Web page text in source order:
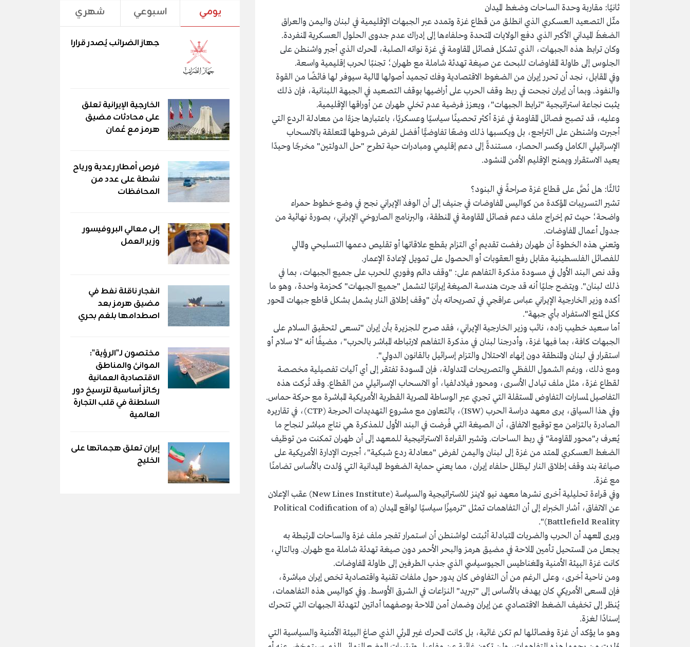
ثانيًا: مقاربة وحدة الساحات وضغط الميدان
مثّل التصعيد العسكري الذي انطلق من قطاع غزة وتمدد عبر الجبهات الإقليمية في لبنان واليمن والعراق
الضغطَ الميداني الأكبر الذي دفع الولايات المتحدة وحلفاءها إلى إدراك عدم جدوى الحلول العسكرية المنفردة.
وكان ترابط هذه الجبهات، الذي تشكل فصائل المقاومة في غزة نواته الصلبة، المحرك الذي أجبر واشنطن على
الجلوس إلى طاولة المفاوضات للبحث عن صيغة تهدئة شاملة مع طهران؛ تجنبًا لحرب إقليمية واسعة.
وفي المقابل، نجد أن تحرر إيران من الضغوط الاقتصادية وفك تجميد أصولها المالية سيوفر لها فائضًا من القوة
والنفوذ. وبما أن إيران نجحت في ربط وقف الحرب على أراضيها بوقف التصعيد في الجبهة اللبنانية، فإن ذلك
يثبت نجاعة استراتيجية "ترابط الجبهات"، ويعزز فرضية عدم تخلي طهران عن أوراقها الإقليمية.
وعليه، قد تصبح فصائل المقاومة في غزة أكثر تحصينًا سياسيًا وعسكريًا، باعتبارها جزءًا من معادلة الردع التي
أجبرت واشنطن على التراجع، بل ويكسبها ذلك وضعًا تفاوضيًّا أفضل لفرض شروطها المتعلقة بالانسحاب
الإسرائيلي الكامل وكسر الحصار، مستندةً إلى دعم إقليمي ومبادرات حية تطرح "حل الدولتين" مخرجًا وحيدًا
يعيد الاستقرار ويمنح الإقليم الأمن المنشود.
ثالثًا: هل نُصَّ على قطاع غزة صراحةً في البنود؟
تشير التسريبات المؤكدة من كواليس المفاوضات في جنيف إلى أن الوفد الإيراني نجح في وضع خطوط حمراء
واضحة؛ حيث تم إخراج ملف دعم فصائل المقاومة في المنطقة، والبرنامج الصاروخي الإيراني، بصورة نهائية من
جدول أعمال المفاوضات.
وتعني هذه الخطوة أن طهران رفضت تقديم أي التزام بقطع علاقاتها أو تقليص دعمها التسليحي والمالي
للفصائل الفلسطينية مقابل رفع العقوبات أو الحصول على تمويل لإعادة الإعمار.
وقد نص البند الأول في مسودة مذكرة التفاهم على: "وقف دائم وفوري للحرب على جميع الجبهات، بما في
ذلك لبنان". ويتضح جليًا أنه قد جرت هندسة الصيغة إيرانيًا لتشمل "جميع الجبهات" كحزمة واحدة، وهو ما
أكده وزير الخارجية الإيراني عباس عراقجي في تصريحاته بأن "وقف إطلاق النار يشمل بشكل قاطع جبهات المحور
ككل لمنع الاستفراد بأي جبهة".
أما سعيد خطيب زاده، نائب وزير الخارجية الإيراني، فقد صرح للجزيرة بأن إيران "تسعى لتحقيق السلام على
الجبهات كافة، بما فيها غزة، وأدرجنا لبنان في مذكرة التفاهم لارتباطه المباشر بالحرب"، مضيفًا أنه "لا سلام أو
استقرار في لبنان والمنطقة دون إنهاء الاحتلال والتزام إسرائيل بالقانون الدولي".
ومع ذلك، ورغم الشمول اللفظي والتصريحات المتداولة، فإن المسودة تفتقر إلى أي آليات تفصيلية مخصصة
لقطاع غزة، مثل ملف تبادل الأسرى، ومحور فيلادلفيا، أو الانسحاب الإسرائيلي من القطاع. وقد تُركت هذه
التفاصيل لمسارات التفاوض المستقلة التي تجري عبر الوساطة المصرية القطرية الأمريكية المباشرة مع حركة حماس.
وفي هذا السياق، يرى معهد دراسة الحرب (ISW)، بالتعاون مع مشروع التهديدات الحرجة (CTP)، في تقاريره
الصادرة بالتزامن مع توقيع الاتفاق، أن الصيغة التي فُرضت في البند الأول للمذكرة هي نتاج مباشر لنجاح ما
يُعرف بـ"محور المقاومة" في ربط الساحات. وتشير القراءة الاستراتيجية للمعهد إلى أن طهران تمكنت من توظيف
الضغط العسكري الممتد من غزة إلى لبنان واليمن لفرض "معادلة ردع شبكية"، أجبرت الإدارة الأمريكية على
صياغة بند وقف إطلاق النار ليظلل حلفاء إيران، مما يعني حماية الضغوط الميدانية التي وُلدت بالأساس تضامنًا
مع غزة.
وفي قراءة تحليلية أخرى نشرها معهد نيو لاينز للاستراتيجية والسياسة (New Lines Institute) عقب الإعلان
عن الاتفاق، أشار الخبراء إلى أن التفاهمات تمثل "ترميزًا سياسيًا لواقع الميدان (Political Codification of a
Battlefield Reality)".
ويرى المعهد أن الحرب والضربات المتبادلة أثبتت لواشنطن أن استمرار تفجر ملف غزة والساحات المرتبطة به
يجعل من المستحيل تأمين الملاحة في مضيق هرمز والبحر الأحمر دون صيغة تهدئة شاملة مع طهران. وبالتالي،
كانت غزة البيئة الأمنية والمغناطيس الجيوسياسي الذي جذب الطرفين إلى طاولة المفاوضات.
ومن ناحية أخرى، وعلى الرغم من أن التفاوض كان يدور حول ملفات تقنية واقتصادية تخص إيران مباشرة،
فإن المسعى الأمريكي كان يهدف بالأساس إلى "تبريد" النزاعات في الشرق الأوسط. وفي كواليس هذه التفاهمات،
يُنظر إلى تخفيف الضغط الاقتصادي عن إيران وضمان أمن الملاحة بوصفهما أداتين لتهدئة الجبهات التي تتحرك
إسنادًا لغزة.
وهو ما يؤكد أن غزة وفصائلها لم تكن غائبة، بل كانت المحرك غير المرئي الذي صاغ البيئة الأمنية والسياسية التي
يومي اسبوعي شهري
جهاز الضرائب يُصدر قرارا
الخارجية الإيرانية تعلق
على محادثات مضيق
هرمز مع عُمان
فرص أمطار رعدية ورياح
نشطة على عدد من
المحافظات
إلى معالي البروفيسور
وزير العمل
انفجار ناقلة نفط في
مضيق هرمز بعد
اصطدامها بلغم بحري
مختصون لـ"الرؤية":
الموانئ والمناطق
الاقتصادية العمانية
ركائز أساسية لترسيخ دور
السلطنة في قلب التجارة
العالمية
إيران تعلق هجماتها على
الخليج